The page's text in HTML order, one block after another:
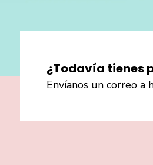
¿Todavía tienes
Envíanos un correo a